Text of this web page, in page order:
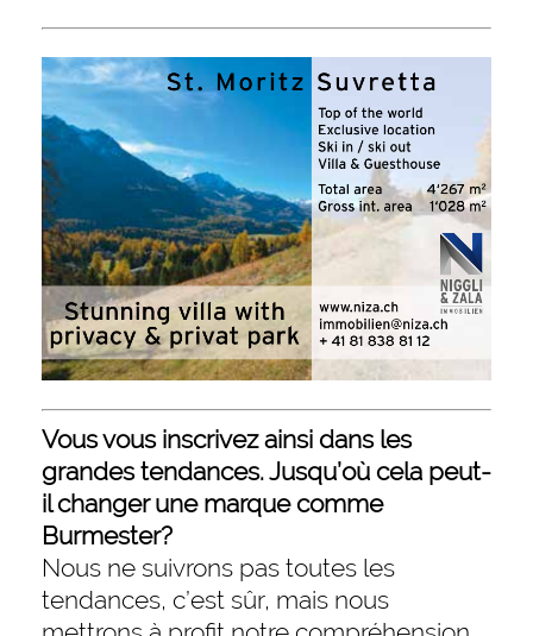
Vous vous inscrivez ainsi dans les
grandes tendances. Jusqu’où cela peut-
il changer une marque comme
Burmester?
Nous ne suivrons pas toutes les
tendances, c’est sûr, mais nous